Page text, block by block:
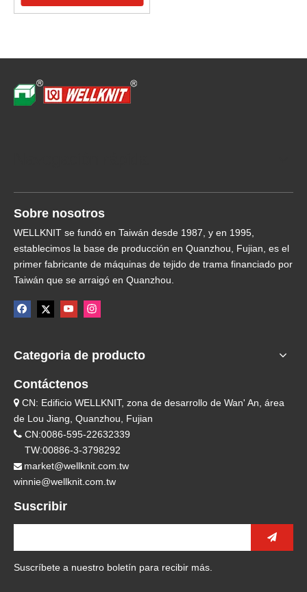
pulgadas para tela de malla
Sobre nosotros
WELLKNIT se fundó en Taiwán desde 1987, y en 1995,
establecimos la base de producción en Quanzhou, Fujian, es el
primer fabricante de máquinas de tejido de trama financiado por
Taiwán que se arraigó en Quanzhou.
Categoria de producto
Contáctenos
 CN: Edificio WELLKNIT, zona de desarrollo de Wan' An, área
de Lou Jiang, Quanzhou, Fujian
 CN:0086-595-22632339
TW:00886-3-3798292
 market@wellknit.com.tw
winnie@wellknit.com.tw
Suscribir
Suscríbete a nuestro boletín para recibir más.